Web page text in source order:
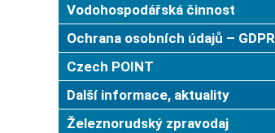
Vodohospodářská činnost
Ochrana osobních údajů – GDPR
Czech POINT
Další informace, aktuality
Železnorudský zpravodaj